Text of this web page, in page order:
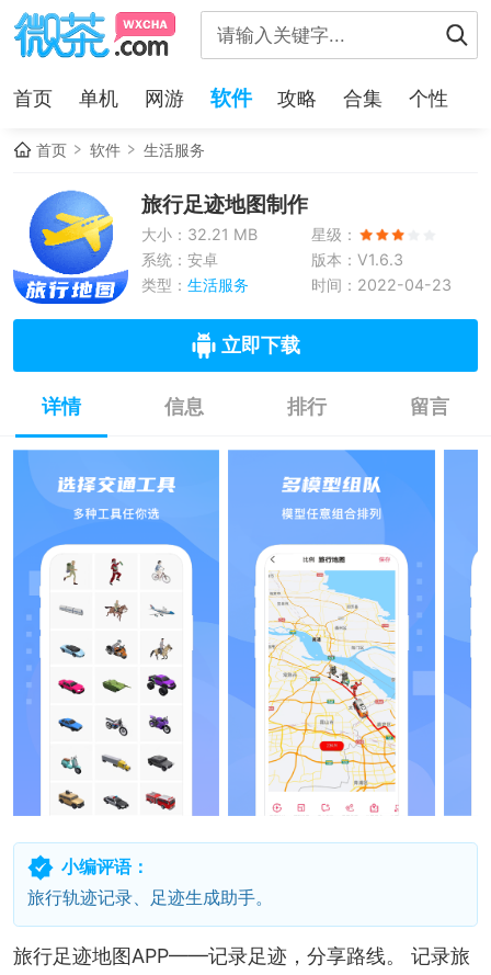
首页 单机 网游 软件 攻略 合集 个性
首页 软件 生活服务
旅行足迹地图制作
大小：32.21 MB
星级：
系统：安卓
版本：V1.6.3
类型： 生活服务 时间：2022-04-23
立即下载
详情 信息 排行 留言
小编评语：
旅行轨迹记录、足迹生成助手。
旅行足迹地图APP——记录足迹，分享路线。 记录旅